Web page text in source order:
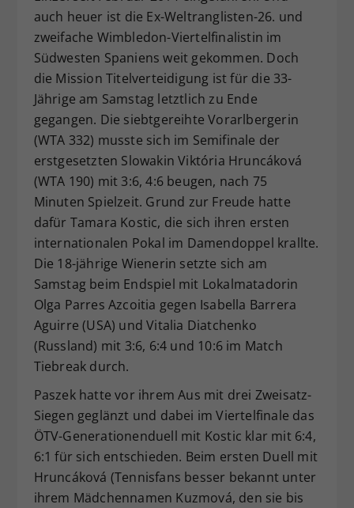
auch heuer ist die Ex-Weltranglisten-26. und
zweifache Wimbledon-Viertelfinalistin im
Südwesten Spaniens weit gekommen. Doch
die Mission Titelverteidigung ist für die 33-
Jährige am Samstag letztlich zu Ende
gegangen. Die siebtgereihte Vorarlbergerin
(WTA 332) musste sich im Semifinale der
erstgesetzten Slowakin Viktória Hruncáková
(WTA 190) mit 3:6, 4:6 beugen, nach 75
Minuten Spielzeit. Grund zur Freude hatte
dafür Tamara Kostic, die sich ihren ersten
internationalen Pokal im Damendoppel krallte.
Die 18-jährige Wienerin setzte sich am
Samstag beim Endspiel mit Lokalmatadorin
Olga Parres Azcoitia gegen Isabella Barrera
Aguirre (USA) und Vitalia Diatchenko
(Russland) mit 3:6, 6:4 und 10:6 im Match
Tiebreak durch.
Paszek hatte vor ihrem Aus mit drei Zweisatz-
Siegen geglänzt und dabei im Viertelfinale das
ÖTV-Generationenduell mit Kostic klar mit 6:4,
6:1 für sich entschieden. Beim ersten Duell mit
Hruncáková (Tennisfans besser bekannt unter
ihrem Mädchennamen Kuzmová, den sie bis
Zweck
Dieser Wert speichert Ihre Consent-
Einstellungen. Unter anderem eine
zufällig generierte ID, für die
historische Speicherung Ihrer
vorgenommen Einstellungen, falls der
Webseiten-Betreiber dies eingestellt
hat.